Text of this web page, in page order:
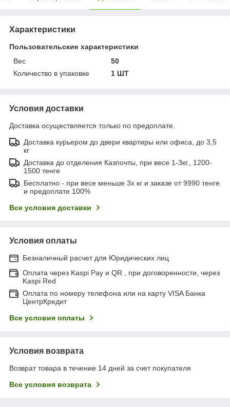
Характеристики
Пользовательские характеристики
Вес
50
Количество в упаковке
1 ШТ
Условия доставки
Доставка осуществляется только по предоплате.
Доставка курьером до двери квартиры или офиса, до 3,5
кг
Доставка до отделения Казпочты, при весе 1-3кг., 1200-
1500 тенге
Бесплатно - при весе меньше 3х кг и заказе от 9990 тенге
и предоплате 100%
Все условия доставки
Условия оплаты
Безналичный расчет для Юридических лиц
Оплата через Kaspi Pay и QR , при договоренности, через
Kaspi Red
Оплата по номеру телефона или на карту VISA Банка
ЦентрКредит
Все условия оплаты
Условия возврата
Возврат товара в течение 14 дней за счет покупателя
Все условия возврата